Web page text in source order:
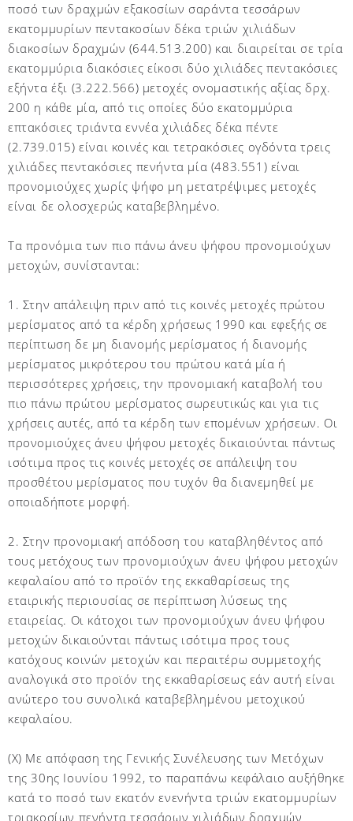
ποσό των δραχμών εξακοσίων σαράντα τεσσάρων
εκατομμυρίων πεντακοσίων δέκα τριών χιλιάδων
διακοσίων δραχμών (644.513.200) και διαιρείται σε τρία
εκατομμύρια διακόσιες είκοσι δύο χιλιάδες πεντακόσιες
εξήντα έξι (3.222.566) μετοχές ονομαστικής αξίας δρχ.
200 η κάθε μία, από τις οποίες δύο εκατομμύρια
επτακόσιες τριάντα εννέα χιλιάδες δέκα πέντε
(2.739.015) είναι κοινές και τετρακόσιες ογδόντα τρεις
χιλιάδες πεντακόσιες πενήντα μία (483.551) είναι
προνομιούχες χωρίς ψήφο μη μετατρέψιμες μετοχές
είναι δε ολοσχερώς καταβεβλημένο.
Τα προνόμια των πιο πάνω άνευ ψήφου προνομιούχων
μετοχών, συνίστανται:
1. Στην απάλειψη πριν από τις κοινές μετοχές πρώτου
μερίσματος από τα κέρδη χρήσεως 1990 και εφεξής σε
περίπτωση δε μη διανομής μερίσματος ή διανομής
μερίσματος μικρότερου του πρώτου κατά μία ή
περισσότερες χρήσεις, την προνομιακή καταβολή του
πιο πάνω πρώτου μερίσματος σωρευτικώς και για τις
χρήσεις αυτές, από τα κέρδη των επομένων χρήσεων. Οι
προνομιούχες άνευ ψήφου μετοχές δικαιούνται πάντως
ισότιμα προς τις κοινές μετοχές σε απάλειψη του
προσθέτου μερίσματος που τυχόν θα διανεμηθεί με
οποιαδήποτε μορφή.
2. Στην προνομιακή απόδοση του καταβληθέντος από
τους μετόχους των προνομιούχων άνευ ψήφου μετοχών
κεφαλαίου από το προϊόν της εκκαθαρίσεως της
εταιρικής περιουσίας σε περίπτωση λύσεως της
εταιρείας. Οι κάτοχοι των προνομιούχων άνευ ψήφου
μετοχών δικαιούνται πάντως ισότιμα προς τους
κατόχους κοινών μετοχών και περαιτέρω συμμετοχής
αναλογικά στο προϊόν της εκκαθαρίσεως εάν αυτή είναι
ανώτερο του συνολικά καταβεβλημένου μετοχικού
κεφαλαίου.
(X) Με απόφαση της Γενικής Συνέλευσης των Μετόχων
της 30ης Ιουνίου 1992, το παραπάνω κεφάλαιο αυξήθηκε
κατά το ποσό των εκατόν ενενήντα τριών εκατομμυρίων
τριακοσίων πενήντα τεσσάρων χιλιάδων δραχμών